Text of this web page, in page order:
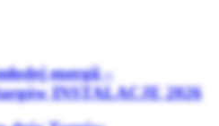
energii –
INSTALACJE 2026